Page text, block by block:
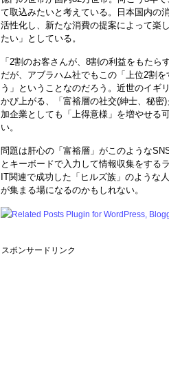
て取込みたいと考えている。日本国内の
活性化し、新たな消費の提案によって楽
たい」としている。
「2割のお客さんが、8割の利益をもた
だが、アブラハム社でもこの「上位2割
う」ということなのだろう。近世のイギ
かび上がる、「富裕層の社交(紳士、秘
加企業としても「上得意様」を増やせる
い。
問題は肝心の「富裕層」がこのような
とキーボードで入力して情報収集をする
IT関連で成功した「ヒルズ族」のような
が集まる場になるのかもしれない。
スポンサードリンク